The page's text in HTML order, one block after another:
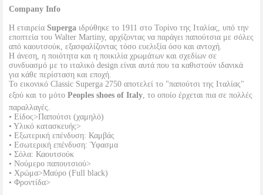
Company Info
H εταιρεία Superga ιδρύθηκε το 1911 στο Τορίνο της Ιταλίας, υπό την
εποπτεία του Walter Martiny, αρχίζοντας να παράγει παπούτσια με σόλες
από καουτσούκ, εξασφαλίζοντας τόσο ευελιξία όσο και αντοχή.
Η άνεση, η ποιότητα και η ποικιλία χρωμάτων και σχεδίων σε
συνδυασμό με το ιταλικό design είναι αυτά που τα καθιστούν ιδανικά
για κάθε περίσταση και εποχή.
To εικονικό Classic Superga 2750 αποτελεί το "παπούτσι της Ιταλίας"
εξού και το μότο Peoples shoes of Italy, το οποίο έρχεται πια σε πολλές
παραλλαγές.
• Είδος>Παπούτσι (χαμηλό)
• Υλικό κατασκευής>
• Εξωτερική επένδυση: Καμβάς
• Εσωτερική επένδυση: Ύφασμα
• Σόλα: Καουτσούκ
• Νούμερο παπουτσιού>
• Χρώμα>Μαύρο (Full black)
• Φροντίδα>